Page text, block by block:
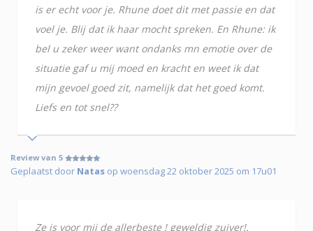
is er echt voor je. Rhune doet dit met passie en dat
voel je. Blij dat ik haar mocht spreken. En Rhune: ik
bel u zeker weer want ondanks mn emotie over de
situatie gaf u mij moed en kracht en weet ik dat
mijn gevoel goed zit, namelijk dat het goed komt.
Liefs en tot snel??
Review van 5
Geplaatst door Natas op woensdag 22 oktober 2025 om 17u01
Ze is voor mij de allerbeste ! geweldig zuiver!.